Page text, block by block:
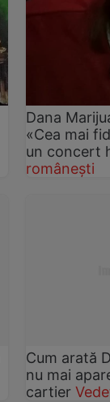
Dana
«Cea mai
un concert
românești
Cum arată
nu mai
cartier